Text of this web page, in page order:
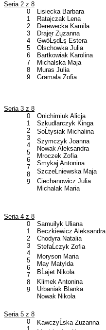
Seria 2 z 8
0
1
2
3
4
5
6
7
8
9
Lisiecka Barbara
Ratajczak Lena
Derewecka Kamila
Drajer Zuzanna
GwóĹşdĹş Estera
Olschowka Julia
Bartkowiak Karolina
Michalska Maja
Muras Julia
Gramala Zofia
Seria 3 z 8
0
1
2
3
4
5
6
7
8
9
Onichimiuk Alicja
Szkudlarczyk Kinga
SoĹtysiak Michalina
Szymczyk Joanna
Nowak Aleksandra
Mroczek Zofia
Smykaj Antonina
SzczeĹniewska Maja
Ciechanowicz Julia
Michalak Maria
Seria 4 z 8
0
1
2
3
4
5
6
7
8
9
Samuilyk Uliana
Beczkiewicz Aleksandra
Chodyra Natalia
StefaĹczyk Zofia
Moryson Maria
May Matylda
BĹajet Nikola
Klimek Antonina
Urbaniak Blanka
Nowak Nikola
Seria 5 z 8
0
KawczyĹska Zuzanna